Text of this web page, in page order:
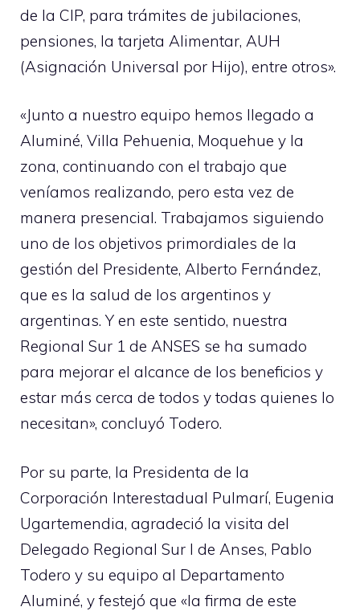
de la CIP, para trámites de jubilaciones,
pensiones, la tarjeta Alimentar, AUH
(Asignación Universal por Hijo), entre otros».
«Junto a nuestro equipo hemos llegado a
Aluminé, Villa Pehuenia, Moquehue y la
zona, continuando con el trabajo que
veníamos realizando, pero esta vez de
manera presencial. Trabajamos siguiendo
uno de los objetivos primordiales de la
gestión del Presidente, Alberto Fernández,
que es la salud de los argentinos y
argentinas. Y en este sentido, nuestra
Regional Sur 1 de ANSES se ha sumado
para mejorar el alcance de los beneficios y
estar más cerca de todos y todas quienes lo
necesitan», concluyó Todero.
Por su parte, la Presidenta de la
Corporación Interestadual Pulmarí, Eugenia
Ugartemendia, agradeció la visita del
Delegado Regional Sur I de Anses, Pablo
Todero y su equipo al Departamento
Aluminé, y festejó que «la firma de este